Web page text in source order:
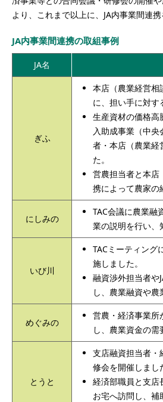
より、これまで以上に、JA内事業間連携
JA内事業間連携の取組事例
JA名
ぎふ
本店（農業経営相
に、担い手に対
生産資材の価格高
入助成事業（中
者・本店（農業経
た。
営農担当者と本店
携によって農家の
にしみの
TAC会議に農業融
業の説明を行い、
いび川
TACミーティング
施しました。
融資渉外担当者や
し、農業融資や
めぐみの
営農・経済事業所
し、農業資金の需
とうと
支店融資担当者・
修会を開催しまし
経済部職員と支店
お宅へ訪問し、